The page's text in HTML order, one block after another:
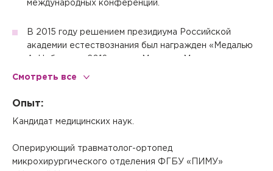
международных конференций.
В 2015 году решением президиума Российской
академии естествознания был награжден «Медалью
В декабре 2018 год решением Российской Академии
Смотреть все
Опыт:
Кандидат медицинских наук.
Оперирующий травматолог-ортопед
микрохирургического отделения ФГБУ «ПИМУ»